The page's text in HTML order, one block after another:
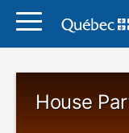
House